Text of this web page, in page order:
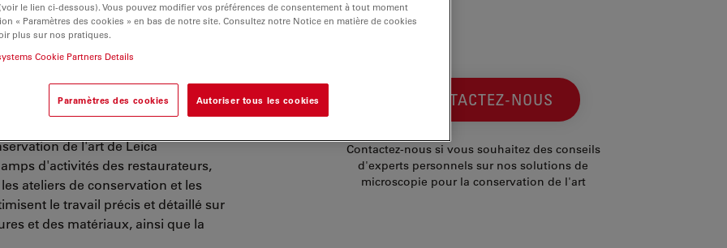
l'art
artistiques ou les biens
et l'utilisation
des méthodes non intrusives et
caméras numériques et des logiciels
de l'art de Leica
d'activités des restaurateurs,
ateliers de conservation et les
le travail précis et détaillé sur
et des matériaux, ainsi que la
CONTACTEZ-NOUS
Contactez-nous si vous souhaitez des conseils
d'experts personnels sur nos solutions de
microscopie pour la conservation de l'art
le lien ci-dessous). Vous pouvez modifier vos préférences de consentement à tout moment
« Paramètres des cookies » en bas de notre site. Consultez notre Notice en matière de cookies
plus sur nos pratiques.
Cookie Partners Details
Paramètres des cookies Autoriser tous les cookies